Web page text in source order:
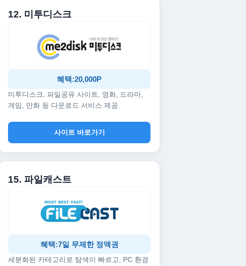
12. 미투디스크
혜택:20,000P
미투디스크, 파일공유 사이트, 영화, 드라마,
게임, 만화 등 다운로드 서비스 제공.
사이트 바로가기
15. 파일캐스트
혜택:7일 무제한 정액권
세분화된 카테고리로 탐색이 빠르고, PC 환경